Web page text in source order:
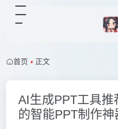
首页 • 正文
AI生成PPT工具
的智能PPT制作神